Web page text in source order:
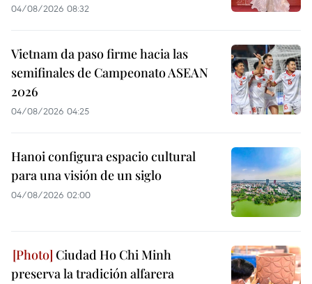
04/08/2026 08:32
Vietnam da paso firme hacia las
semifinales de Campeonato ASEAN
2026
04/08/2026 04:25
Hanoi configura espacio cultural
para una visión de un siglo
04/08/2026 02:00
Ciudad Ho Chi Minh
preserva la tradición alfarera